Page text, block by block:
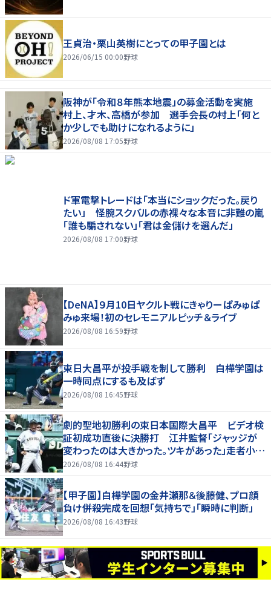
王貞治・栗山英樹にとっての甲子園とは
2026/06/15 00:00野球
阪神が「令和８年熊本地震」の募金活動を実施
村上、才木、高橋が参加 選手会長の村上「何と
か少しでも助けになれるように」
2026/08/08 17:05野球
ド軍電撃トレードは「本当にショックだった。戻り
たい」 怪腕スクバルの赤裸々な本音に非難の嵐
「誰も騙されない」「君は金儲けを選んだ」
2026/08/08 17:00野球
【DeNA】９月10日ヤクルト戦にきゃりーぱみゅぱ
みゅ来場！初のセレモニアルピッチ＆ライブ
2026/08/08 16:59野球
東日大昌平が投手戦を制して勝利 白樺学園は
一時同点にするも及ばず
2026/08/08 16:45野球
劇的聖地初勝利の東日本国際大昌平 ビデオ検
証初成功直後に決勝打 江井監督「ジャッジが
変わったのは大きかった。ツキがあった」走者小内
は「自信があってセーフになってくれと」
2026/08/08 16:44野球
【甲子園】白樺学園の金井瀬那＆後藤健、プロ顔
負け併殺完成を回想「気持ちで」「瞬時に判断」
2026/08/08 16:43野球